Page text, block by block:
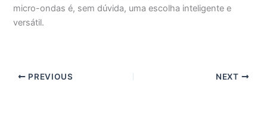
micro-ondas é, sem dúvida, uma escolha inteligente e
versátil.
PREVIOUS NEXT